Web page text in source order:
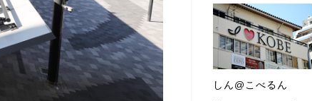
しん@こべるん